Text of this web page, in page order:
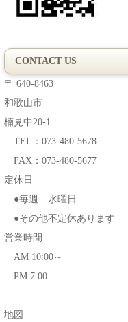
CONTACT US
〒 640-8463
和歌山市
楠見中20-1
TEL：073-480-5678
FAX：073-480-5677
定休日
●毎週 水曜日
●その他不定休あります
営業時間
AM 10:00～
PM 7:00
地図